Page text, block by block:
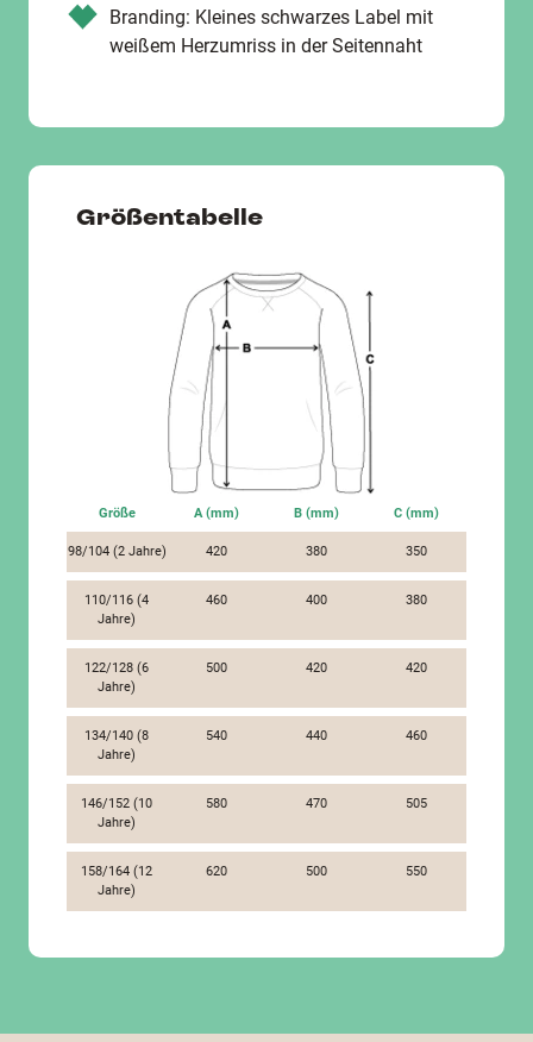
Branding: Kleines schwarzes Label mit
weißem Herzumriss in der Seitennaht
Größentabelle
Größe A (mm) B (mm) C (mm)
98/104 (2 Jahre) 420 380 350
110/116 (4
Jahre)
460 400 380
122/128 (6
Jahre)
500 420 420
134/140 (8
Jahre)
540 440 460
146/152 (10
Jahre)
580 470 505
158/164 (12
Jahre)
620 500 550